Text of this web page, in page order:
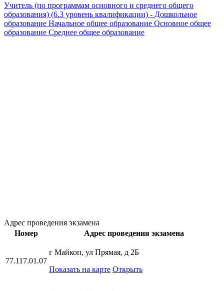
Учитель (по программам основного и среднего общего
образования) (6.3 уровень квалификации) - Дошкольное
образование Начальное общее образование Основное общее
образование Среднее общее образование
Адрес проведения экзамена
Номер
Адрес проведения экзамена
77.117.01.07
г Майкоп, ул Прямая, д 2Б
Показать на карте Открыть